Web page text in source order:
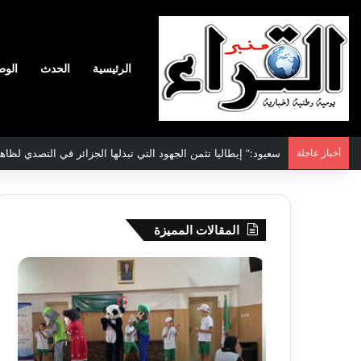
الرئيسية الحدث
أخبار عاجلة سعيود:” إيطاليا تثمن الجهود التي تبذلها الجزائر في التصدي
المقالات المميزة
جيجل:
انطلاق
المخيم
لفائدة